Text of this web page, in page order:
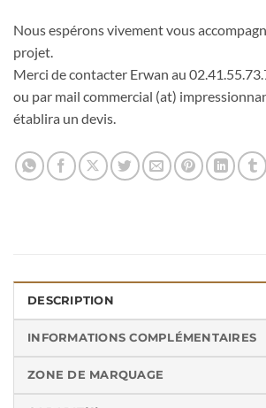
Nous espérons vivement vous
projet.
Merci de contacter Erwan au
ou par mail commercial (at)
établira un devis.
DESCRIPTION
INFORMATIONS COMPLÉMENTAIRES
ZONE DE MARQUAGE